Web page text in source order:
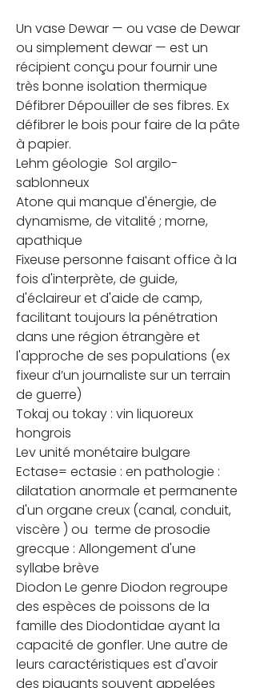
Un vase Dewar — ou vase de Dewar
ou simplement dewar — est un
récipient conçu pour fournir une
très bonne isolation thermique
Défibrer Dépouiller de ses fibres. Ex
défibrer le bois pour faire de la pâte
à papier.
Lehm géologie  Sol argilo-
sablonneux
Atone qui manque d'énergie, de
dynamisme, de vitalité ; morne,
apathique
Fixeuse personne faisant office à la
fois d'interprète, de guide,
d'éclaireur et d'aide de camp,
facilitant toujours la pénétration
dans une région étrangère et
l'approche de ses populations (ex
fixeur d’un journaliste sur un terrain
de guerre)
Tokaj ou tokay : vin liquoreux
hongrois
Lev unité monétaire bulgare
Ectase= ectasie : en pathologie :
dilatation anormale et permanente
d'un organe creux (canal, conduit,
viscère ) ou  terme de prosodie
grecque : Allongement d'une
syllabe brève
Diodon Le genre Diodon regroupe
des espèces de poissons de la
famille des Diodontidae ayant la
capacité de gonfler. Une autre de
leurs caractéristiques est d'avoir
des piquants souvent appelées